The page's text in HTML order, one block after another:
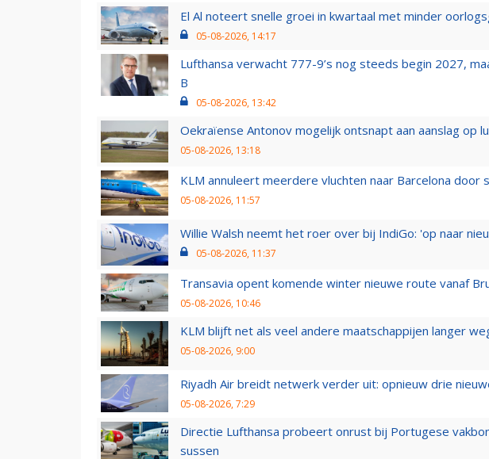
El Al noteert snelle groei in kwartaal met minder
05-08-2026, 14:17
Lufthansa verwacht 777-9’s nog steeds begin 2027,
B
05-08-2026, 13:42
Oekraïense Antonov mogelijk ontsnapt aan aanslag op
05-08-2026, 13:18
KLM annuleert meerdere vluchten naar Barcelona door
05-08-2026, 11:57
Willie Walsh neemt het roer over bij IndiGo: 'op naar
05-08-2026, 11:37
Transavia opent komende winter nieuwe route vanaf
05-08-2026, 10:46
KLM blijft net als veel andere maatschappijen langer
05-08-2026, 9:00
Riyadh Air breidt netwerk verder uit: opnieuw drie
05-08-2026, 7:29
Directie Lufthansa probeert onrust bij Portugese
sussen